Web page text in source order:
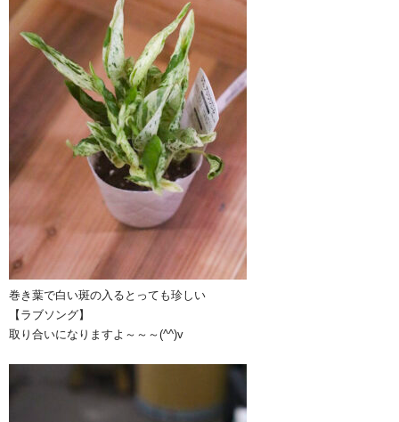
巻き葉で白い斑の入るとっても珍しい
【ラブソング】
取り合いになりますよ～～～(^^)v